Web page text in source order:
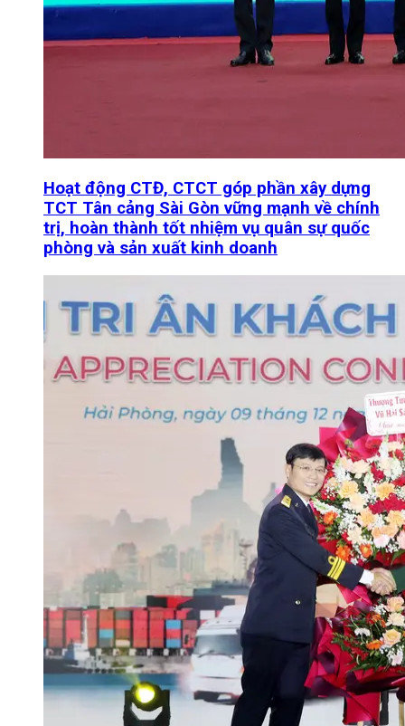
Hoạt động CTĐ, CTCT góp phần xây dựng
TCT Tân cảng Sài Gòn vững mạnh về chính
trị, hoàn thành tốt nhiệm vụ quân sự quốc
phòng và sản xuất kinh doanh